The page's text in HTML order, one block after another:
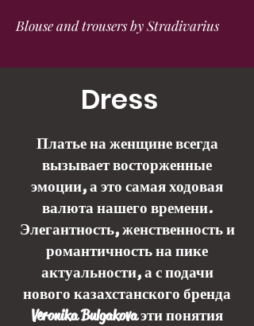
Blouse and trousers by Stradivarius
Dress
Платье на женщине всегда
вызывает восторженные
эмоции, а это самая ходовая
валюта нашего времени.
Элегантность, женственность и
романтичность на пике
актуальности, а с подачи
нового казахстанского бренда
Veronika Bulgakova эти понятия